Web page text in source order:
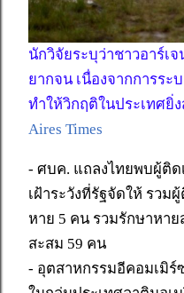
นักวิจัยระบุว่าชาวอาร์เ
ยากจน เนื่องจากการระ
ทำให้วิกฤติในประเทศยิ่
Aires Times
- ศบค. แถลงไทยพบผู้ติ
เฝ้าระวังที่รัฐจัดให้ รวม
หาย 5 คน รวมรักษาหาย
สะสม 59 คน
- อุตสาหกรรมอีคอมเมิร์